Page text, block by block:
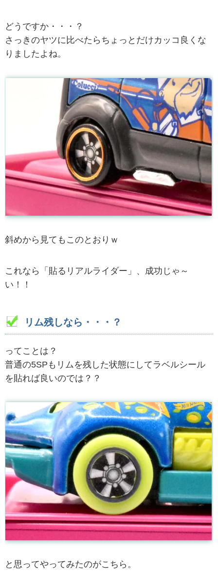
どうですか・・・？
さっきのヤツに比べたらちょっとだけカッコ良くな
りましたよね。
斜めから見てもこのとおりｗ
これなら「貼るリアルライダー」、成功じゃ～
い！！
リム残しなら・・・？
ってことは？
普通の5SPもリムを残した状態にしてラベルシール
を貼れば良いのでは？？
と思ってやってみたのがこちら。